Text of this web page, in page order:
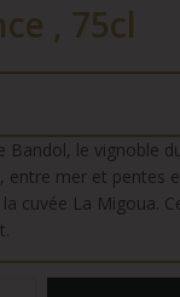
, 75cl
le vignoble
entre mer et pentes
la cuvée La Migoua.